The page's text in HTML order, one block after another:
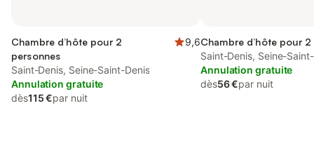
Chambre d’hôte pour 2
personnes
9,6
Saint-Denis, Seine-Saint-Denis
Annulation gratuite
dès115 €par nuit
Chambre d’hôte pour
Saint-Denis, Seine-
Annulation gratuite
dès56 €par nuit